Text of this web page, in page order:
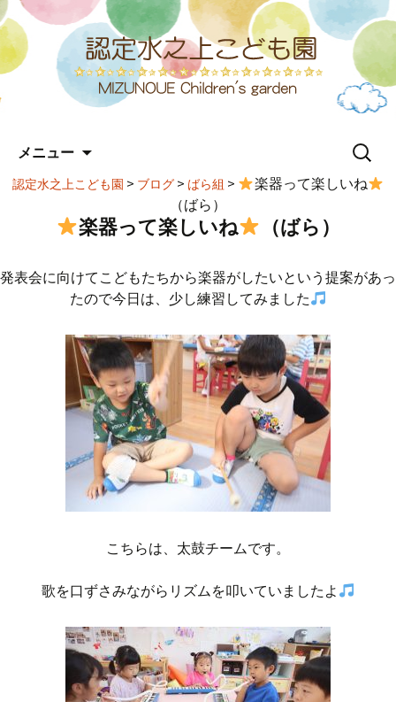
メニュー
テ
ツ
へ
キ
ッ
プ
検
認定水之上こども園 > ブログ > ばら組 >
楽器って楽しいね
（ばら）
楽器って楽しいね （ばら）
発表会に向けてこどもたちから楽器がしたいという提案があっ
たので今日は、少し練習してみました
こちらは、太鼓チームです。
歌を口ずさみながらリズムを叩いていましたよ